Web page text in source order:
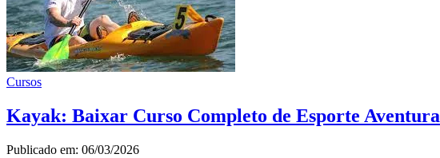
Cursos
Kayak: Baixar Curso Completo de Esporte Aventura
Publicado em: 06/03/2026